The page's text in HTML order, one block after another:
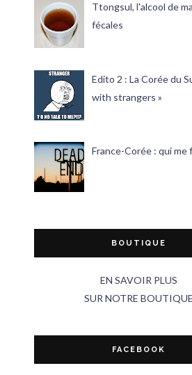
Ttongsul, l'alcool de
fécales
Edito 2 : La Corée du
with strangers »
France-Corée : qui me
BOUTIQUE
EN SAVOIR PLUS
SUR NOTRE BOUTIQUE
FACEBOOK